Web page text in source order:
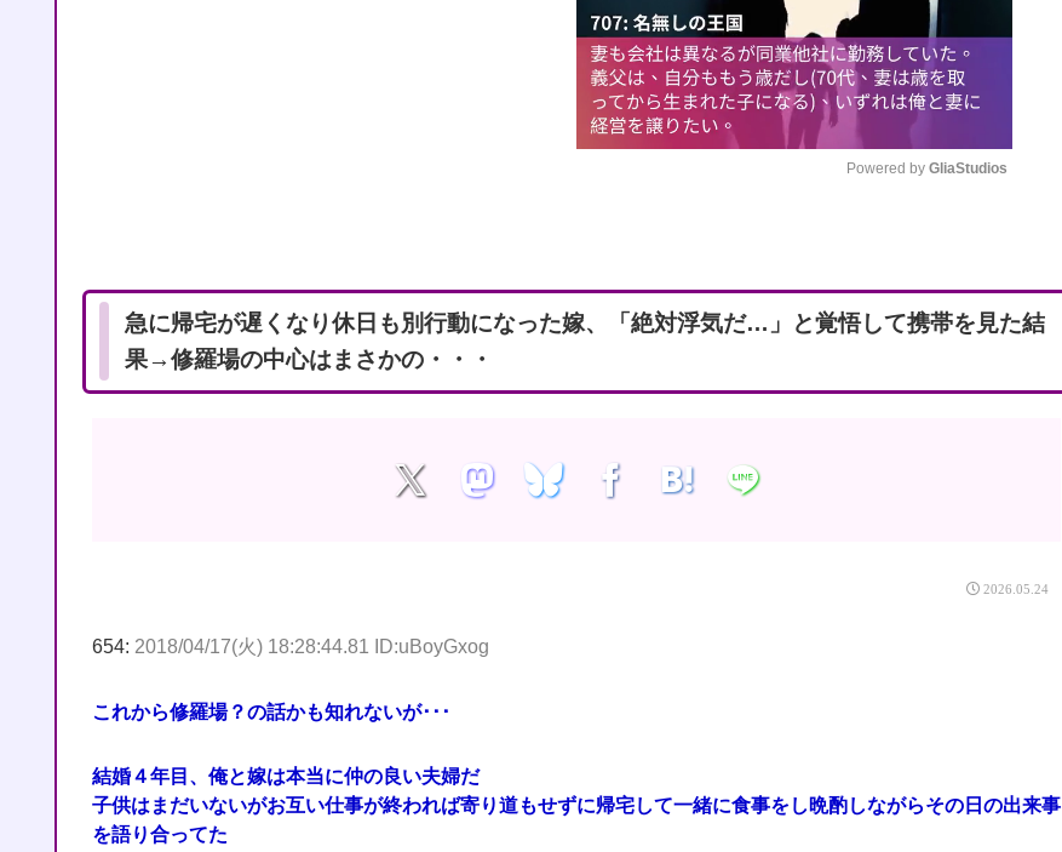
e
Powered by GliaStudios
急に帰宅が遅くなり休日も別行動になった嫁、「絶対浮気だ…」と覚悟して携帯を見た結
果→修羅場の中心はまさかの・・・
2026.05.24
654: 2018/04/17(火) 18:28:44.81 ID:uBoyGxog
これから修羅場？の話かも知れないが･･･
結婚４年目、俺と嫁は本当に仲の良い夫婦だ
子供はまだいないがお互い仕事が終われば寄り道もせずに帰宅して一緒に食事をし晩酌しながらその日の出来事
を語り合ってた